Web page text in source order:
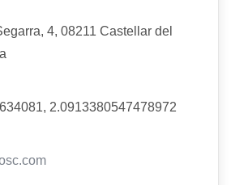
4, 08211 Castellar del
2.0913380547478972